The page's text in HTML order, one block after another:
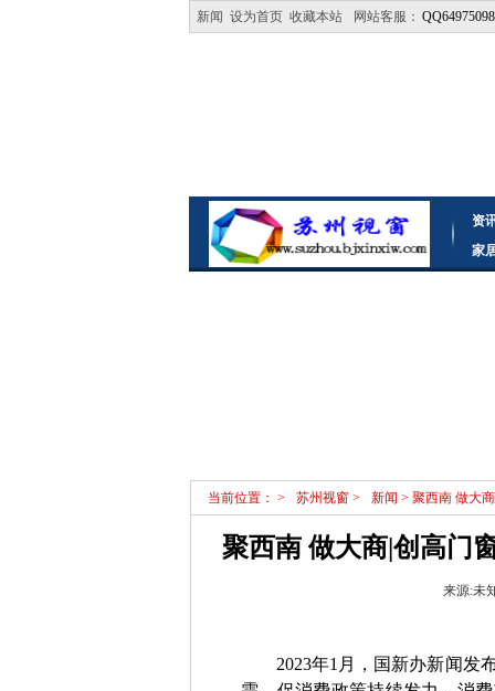
新闻 设为首页 收藏本站 网站客服： QQ64975098
资
家
当前位置： > 苏州视窗 > 新闻 > 聚西南 做大
聚西南 做大商|创高门
来源:未
2023年1月，国新办新闻发